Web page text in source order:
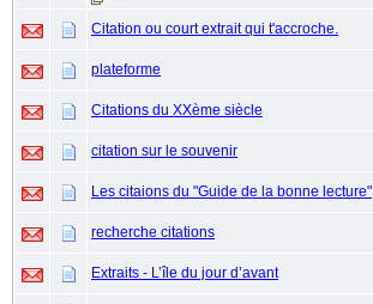
Citation ou court extrait qui t'accroche.
plateforme
Citations du XXème siècle
citation sur le souvenir
Les citaions du "Guide de la bonne lecture"
recherche citations
Extraits - L’île du jour d’avant